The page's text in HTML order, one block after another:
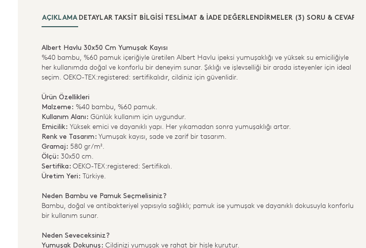
AÇIKLAMA DETAYLAR TAKSIT BILGISI TESLIMAT & İADE DEĞERLENDİRMELER (3) SORU & CEVAP (0)
Albert Havlu 30x50 Cm Yumuşak Kayısı
%40 bambu, %60 pamuk içeriğiyle üretilen Albert Havlu ipeksi yumuşaklığı ve yüksek su emiciliğiyle
her kullanımda doğal ve konforlu bir deneyim sunar. Şıklığı ve işlevselliği bir arada isteyenler için ideal
seçim. OEKO-TEX:registered: sertifikalıdır, cildiniz için güvenlidir.
Ürün Özellikleri
Malzeme: %40 bambu, %60 pamuk.
Kullanım Alanı: Günlük kullanım için uygundur.
Emicilik: Yüksek emici ve dayanıklı yapı. Her yıkamadan sonra yumuşaklığı artar.
Renk ve Tasarım: Yumuşak kayısı, sade ve zarif bir tasarım.
Gramaj: 580 gr/m².
Ölçü: 30x50 cm.
Sertifika: OEKO-TEX:registered: Sertifikalı.
Üretim Yeri: Türkiye.
Neden Bambu ve Pamuk Seçmelisiniz?
Bambu, doğal ve antibakteriyel yapısıyla sağlıklı; pamuk ise yumuşak ve dayanıklı dokusuyla konforlu
bir kullanım sunar.
Neden Seveceksiniz?
Yumuşak Dokunuş: Cildinizi yumuşak ve rahat bir hisle kurutur.